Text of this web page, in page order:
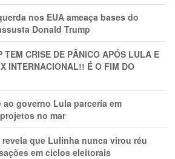
nos EUA ameaça bases do
Donald Trump
TEM CRlSE DE PÂNlCO APÓS LULA E
INTERNACIONAL!! É O FIM DO
ao governo Lula parceria em
no mar
que Lulinha nunca virou réu
em ciclos eleitorais